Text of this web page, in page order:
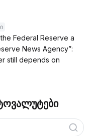
Federal Reserve a
News Agency”:
still depends on